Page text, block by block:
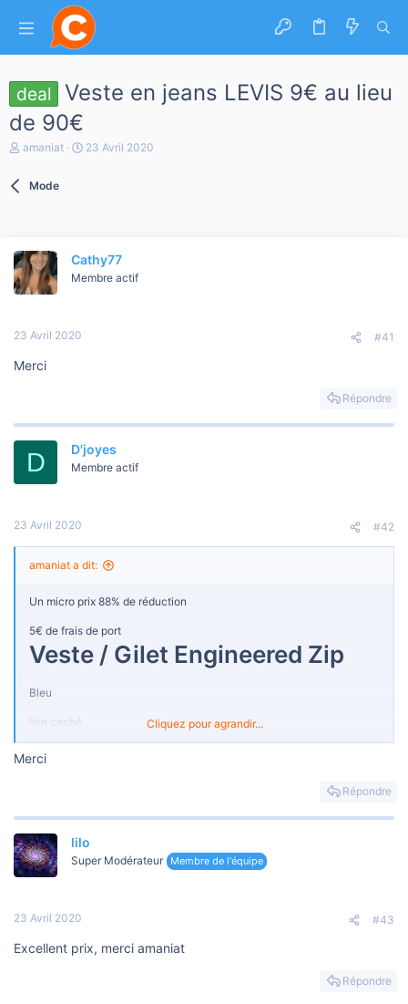
deal
Veste en jeans LEVIS 9€ au lieu
de 90€
A
e
l
a
d
c
s
n
amaniat
D
b
u
23 Avril 2020
Mode
Cathy77
Membre actif
23 Avril 2020 #41
Merci
Répondre
D D'joyes
Membre actif
23 Avril 2020 #42
amaniat a dit:
Un micro prix 88% de réduction
5€ de frais de port
Veste / Gilet Engineered Zip
Bleu
lien caché
POUR VOIR LE BON PLAN : INSCRIS TOI SUR CLUBPROMOS -
POSTE UNE RÉPONSE ET MET UN LIKE AU POSTE PUIS REVIENS
Voir la pièce jointe 40649
Cliquez pour agrandir...
Merci
Répondre
lilo
Super Modérateur Membre de l'équipe
23 Avril 2020 #43
Excellent prix, merci amaniat
Répondre